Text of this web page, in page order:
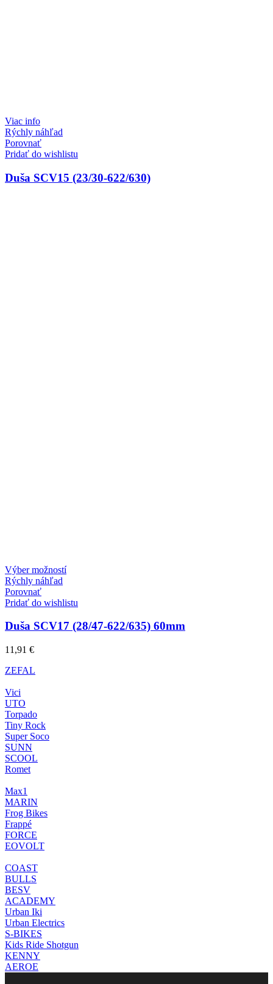
Viac info
Rýchly náhľad
Porovnať
Pridať do wishlistu
Duša SCV15 (23/30-622/630)
Výber možnostíTento
viacero
Možnosti
Rýchly náhľad
Porovnať
Pridať do wishlistu
Duša SCV17 (28/47-622/635) 60mm
11,91 €
ZEFAL
Vici
UTO
Torpado
Tiny Rock
Super Soco
SUNN
SCOOL
Romet
Max1
MARIN
Frog Bikes
Frappé
FORCE
EOVOLT
COAST
BULLS
BESV
ACADEMY
Urban Iki
Urban Electrics
S-BIKES
Kids Ride Shotgun
KENNY
AEROE